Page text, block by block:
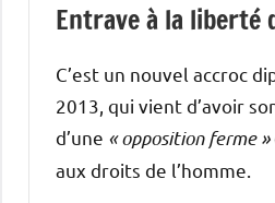
Entrave à la liberté
C’est un nouvel accroc
2013, qui vient d’avoir
d’une « opposition ferme »
aux droits de l’homme.